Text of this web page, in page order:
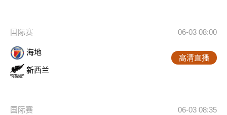
国际赛 06-03 08:00
海地
新西兰
高清直播
国际赛 06-03 08:35